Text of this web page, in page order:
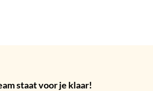
staat voor je klaar!